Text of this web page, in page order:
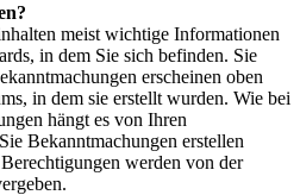
meist wichtige Informationen
in dem Sie sich befinden. Sie
erscheinen oben
in dem sie erstellt wurden. Wie bei
hängt es von Ihren
Bekanntmachungen erstellen
werden von der